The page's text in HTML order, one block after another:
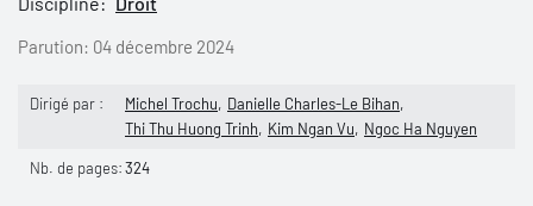
Parution: 04 décembre 2024
Dirigé par : Michel Trochu
Danielle Charles-Le Bihan
Thi Thu Huong Trinh
Kim Ngan Vu Ngoc Ha Nguyen
Nb. de pages:324